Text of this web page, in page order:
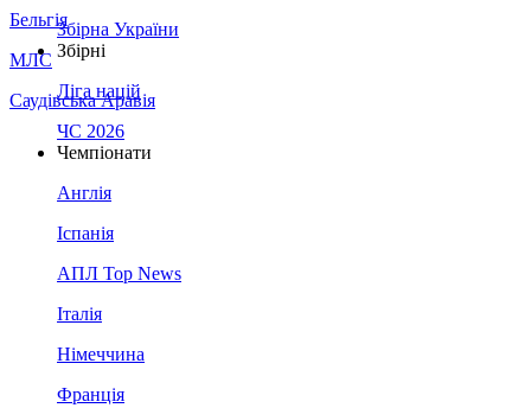
Бельгія
МЛС
Саудівська Аравія
Збірна України
Збірні
Ліга націй
ЧС 2026
Чемпіонати
Англія
Іспанія
АПЛ Top News
Італія
Німеччина
Франція